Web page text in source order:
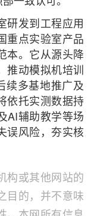
研发到工程应用
重点实验室产品
本。它从源头降
动模拟机培训
续多基地推广及
依托实测数据持
AI辅助教学等场
误风险，夯实核
构或其他网站的
目的，并不意味